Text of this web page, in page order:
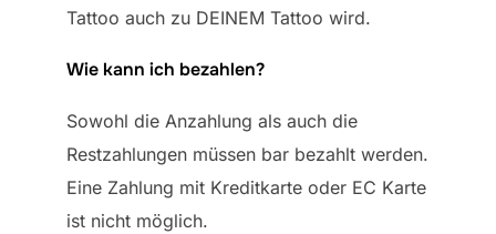
Tattoo auch zu DEINEM Tattoo wird.
Wie kann ich bezahlen?
Sowohl die Anzahlung als auch die
Restzahlungen müssen bar bezahlt werden.
Eine Zahlung mit Kreditkarte oder EC Karte
ist nicht möglich.